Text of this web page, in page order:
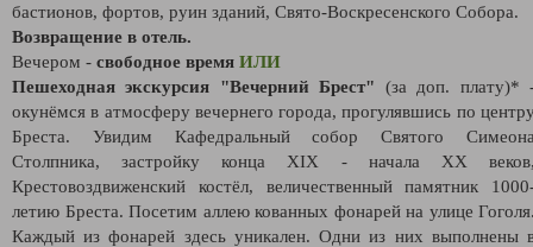
бастионов, фортов, руин зданий, Свято-Воскресенского Собора.
Возвращение в отель.
Вечером - свободное время ИЛИ
Пешеходная экскурсия "Вечерний Брест" (за доп. плату)*
окунёмся в атмосферу вечернего города, прогулявшись по
Бреста. Увидим Кафедральный собор Святого
Столпника, застройку конца XIX - начала XX
Крестовоздвиженский костёл, величественный памятник
летию Бреста. Посетим аллею кованных фонарей на улице
Каждый из фонарей здесь уникален. Одни из них выполнены